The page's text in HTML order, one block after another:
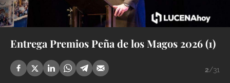
Entrega Premios Peña de los Magos 2026 (1)
2/31